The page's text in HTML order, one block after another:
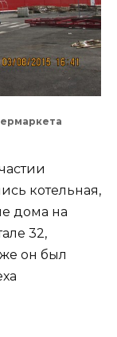
котельная,
дома на
32,
он был